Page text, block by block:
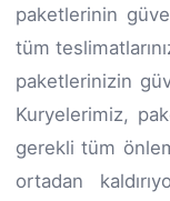
paketlerinin
tüm
paketlerinizin
Kuryelerimiz,
gerekli tüm
ortadan